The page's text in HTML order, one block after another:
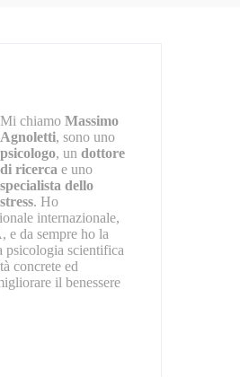
Mi chiamoMassimo
Agnoletti, sono uno
psicologo, undottore
di ricerca e uno
specialista dello
stress. Ho
internazionale,
e da sempre ho la
psicologia scientifica
concrete ed
il benessere